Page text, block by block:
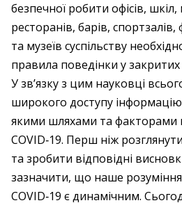
безпечної робити офісів, шкіл,
ресторанів, барів, спортзалів,
та музеїв суспільству
правила поведінки у
У зв’язку з цим науковці
широкого доступу
якими шляхами та
COVID‑19. Перш ніж
та зробити відповідні
зазначити, що наше
COVID‑19 є динамічним.